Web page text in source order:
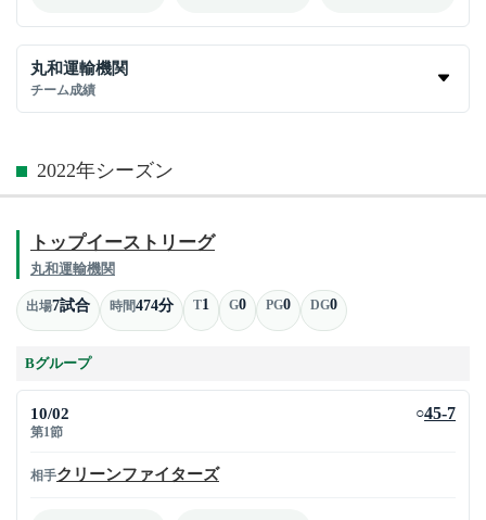
丸和運輸機関
チーム成績
2022年シーズン
トップイーストリーグ
丸和運輸機関
出場7試合 時間474分 T1 G0 PG0 DG0
Bグループ
10/02
第1節
○45-7
相手クリーンファイターズ